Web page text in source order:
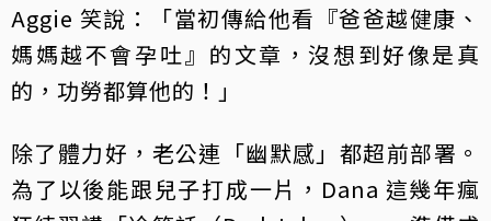
Aggie 笑說：「當初傳給他看『爸爸越健康、
媽媽越不會孕吐』的文章，沒想到好像是真
的，功勞都算他的！」
除了體力好，老公連「幽默感」都超前部署。
為了以後能跟兒子打成一片，Dana 這幾年瘋